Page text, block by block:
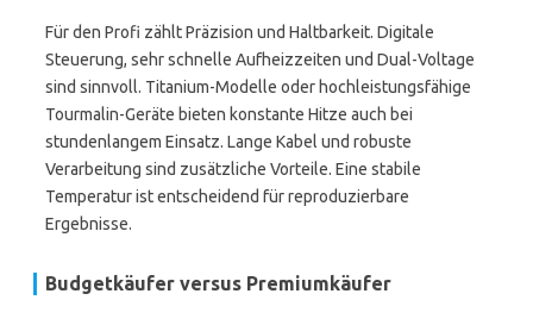
Für den Profi zählt Präzision und Haltbarkeit. Digitale
Steuerung, sehr schnelle Aufheizzeiten und Dual-Voltage
sind sinnvoll. Titanium-Modelle oder hochleistungsfähige
Tourmalin-Geräte bieten konstante Hitze auch bei
stundenlangem Einsatz. Lange Kabel und robuste
Verarbeitung sind zusätzliche Vorteile. Eine stabile
Temperatur ist entscheidend für reproduzierbare
Ergebnisse.
Budgetkäufer versus Premiumkäufer